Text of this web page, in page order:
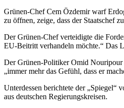
Grünen-Chef Cem Özdemir warf
zu öffnen, zeige, dass der Staatschef
Der Grünen-Chef verteidigte die
EU-Beitritt verhandeln möchte.“ Das
Der Grünen-Politiker Omid Nouripour
„immer mehr das Gefühl, dass er
Unterdessen berichtete der „Spiegel“
aus deutschen Regierungskreisen.